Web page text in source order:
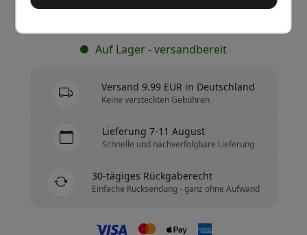
Auf Lager - versandbereit
Versand 9.99 EUR in Deutschland
Keine versteckten Gebühren
Lieferung 7-11 August
Schnelle und nachverfolgbare Lieferung
30-tägiges Rückgaberecht
Einfache Rücksendung - ganz ohne Aufwand